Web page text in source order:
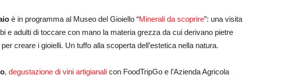
è in programma al Museo del Gioiello “Minerali da scoprire”: una visita
e adulti di toccare con mano la materia grezza da cui derivano pietre
creare i gioielli. Un tuffo alla scoperta dell’estetica nella natura.
, degustazione di vini artigianali con FoodTripGo e l’Azienda Agricola